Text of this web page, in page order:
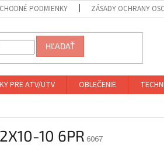
PODMIENKY ZÁSADY OCHRANY
HĽADAŤ
PRE ATV/UTV OBLEČENIE
10 6PR 6067